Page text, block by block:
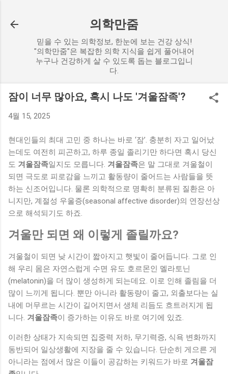
의학만줌
믿을 수 있는 의학정보, 한눈에 보는 건강 상식!
"의학만줌"은 복잡한 의학 지식을 쉽게 풀어내어
누구나 건강하게 살 수 있도록 돕는 블로그입니
다.
잠이 너무 많아요, 혹시 나도 '겨울잠족'?
4월 15, 2025
현대인들의 최대 고민 중 하나는 바로 ‘잠’. 충분히 자고 일어났
는데도 여전히 피곤하고, 하루 종일 졸리기만 하다면 혹시 당신
도 겨울잠족일지도 모릅니다. 겨울잠족은 말 그대로 겨울철이
되면 극도로 피로감을 느끼고 활동량이 줄어드는 사람들을 뜻
하는 신조어입니다. 물론 의학적으로 명확히 분류된 질환은 아
니지만, 계절성 우울증(seasonal affective disorder)의 연장선상
으로 해석되기도 하죠.
겨울만 되면 왜 이렇게 졸릴까요?
겨울철이 되면 낮 시간이 짧아지고 햇빛이 줄어듭니다. 그로 인
해 우리 몸은 자연스럽게 수면 유도 호르몬인 멜라토닌
(melatonin)을 더 많이 생성하게 되는데요. 이로 인해 졸림을 더
많이 느끼게 됩니다. 뿐만 아니라 활동량이 줄고, 외출보다는 실
내에 머무르는 시간이 길어지면서 생체 리듬도 흐트러지게 됩
니다. 겨울잠족이 증가하는 이유도 바로 여기에 있죠.
이러한 상태가 지속되면 집중력 저하, 무기력증, 식욕 변화까지
동반되어 일상생활에 지장을 줄 수 있습니다. 단순히 게으른 게
아니라는 점에서 많은 이들이 공감하는 키워드가 바로 겨울잠